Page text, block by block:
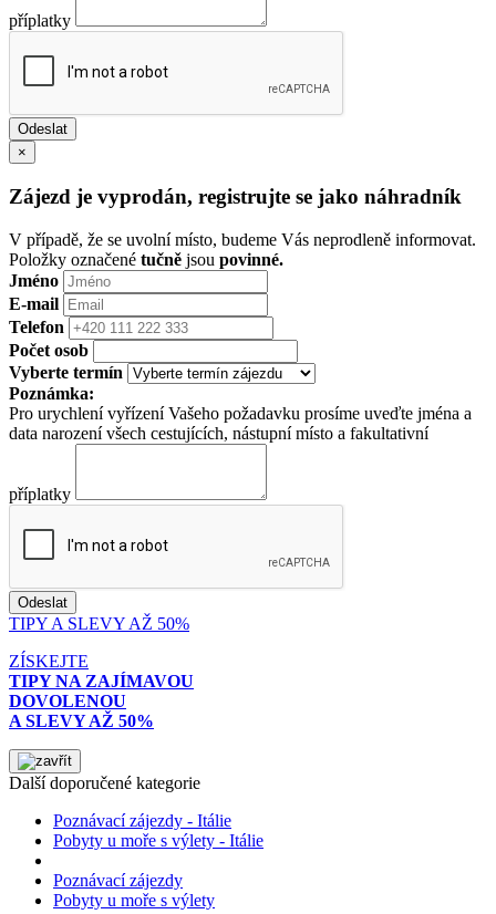
příplatky
×
Zájezd je vyprodán, registrujte se jako náhradník
V případě, že se uvolní místo, budeme Vás neprodleně informovat.
Položky označené tučně jsou povinné.
Jméno
E-mail
Telefon
Počet osob
Vyberte termín
Poznámka:
Pro urychlení vyřízení Vašeho požadavku prosíme uveďte jména a
data narození všech cestujících, nástupní místo a fakultativní
příplatky
TIPY A SLEVY AŽ 50%
ZÍSKEJTE
TIPY NA ZAJÍMAVOU
DOVOLENOU
A SLEVY AŽ 50%
Další doporučené kategorie
Poznávací zájezdy - Itálie
Pobyty u moře s výlety - Itálie
Poznávací zájezdy
Pobyty u moře s výlety